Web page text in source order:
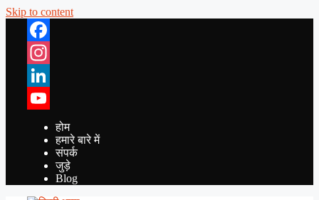
Skip to content
Facebook
Instagram
LinkedIn
YouTube
होम
हमारे बारे में
संपर्क
जुड़े
Blog